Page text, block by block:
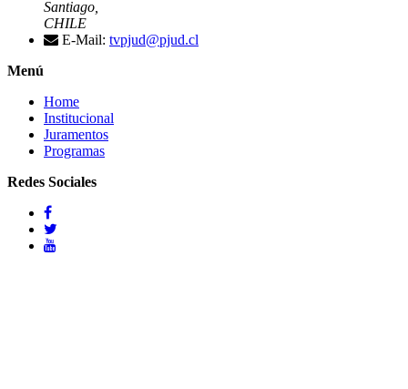
Santiago,
CHILE
E-Mail: tvpjud@pjud.cl
Menú
Home
Institucional
Juramentos
Programas
Redes Sociales